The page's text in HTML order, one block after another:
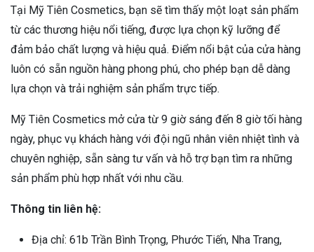
Tại Mỹ Tiên Cosmetics, bạn sẽ tìm thấy một loạt sản phẩm
từ các thương hiệu nổi tiếng, được lựa chọn kỹ lưỡng để
đảm bảo chất lượng và hiệu quả. Điểm nổi bật của cửa hàng
luôn có sẵn nguồn hàng phong phú, cho phép bạn dễ dàng
lựa chọn và trải nghiệm sản phẩm trực tiếp.
Mỹ Tiên Cosmetics mở cửa từ 9 giờ sáng đến 8 giờ tối hàng
ngày, phục vụ khách hàng với đội ngũ nhân viên nhiệt tình và
chuyên nghiệp, sẵn sàng tư vấn và hỗ trợ bạn tìm ra những
sản phẩm phù hợp nhất với nhu cầu.
Thông tin liên hệ:
Địa chỉ: 61b Trần Bình Trọng, Phước Tiến, Nha Trang,